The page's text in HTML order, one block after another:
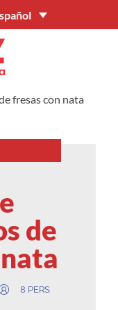
fresas con nata
de
8 PERS